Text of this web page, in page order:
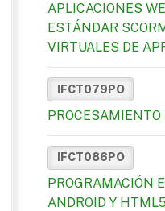
APLICACIONES
ESTÁNDAR
VIRTUALES DE
IFCT079PO
PROCESAMIENTO
IFCT086PO
PROGRAMACIÓN
ANDROID Y HTML5